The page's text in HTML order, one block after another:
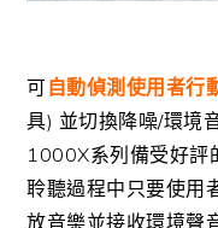
可自動偵測使用者行
具) 並切換降噪/環境
1000X系列備受好評
聆聽過程中只要使用
放音樂並接收環境聲